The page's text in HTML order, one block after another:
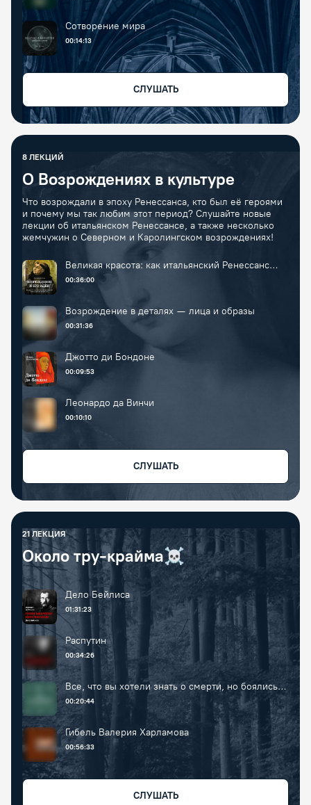
Сотворение мира
00:14:13
СЛУШАТЬ
8 ЛЕКЦИЙ
О Возрождениях в культуре
Что возрождали в эпоху Ренессанса, кто был её героями
и почему мы так любим этот период? Слушайте новые
лекции об итальянском Ренессансе, а также несколько
жемчужин о Северном и Каролингском возрождениях!
Великая красота: как итальянский Ренессанс
изменил мир
00:36:00
Возрождение в деталях — лица и образы
00:31:36
Джотто ди Бондоне
00:09:53
Леонардо да Винчи
00:10:10
СЛУШАТЬ
21 ЛЕКЦИЯ
Около тру-крайма☠️
Дело Бейлиса
01:31:23
Распутин
00:34:26
Все, что вы хотели знать о смерти, но боялись
спросить
00:20:44
Гибель Валерия Харламова
00:56:33
СЛУШАТЬ